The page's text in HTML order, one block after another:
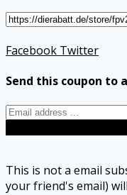
Facebook Twitter
Send this coupon to
This is not a email
your friend's email)